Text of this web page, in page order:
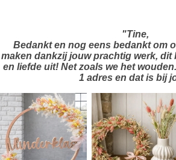
"Tine,
Bedankt en nog eens bedankt om
maken dankzij jouw prachtig werk, dit
en liefde uit! Net zoals we het
1 adres en dat is bij